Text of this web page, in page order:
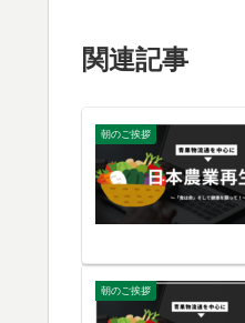
関連記事
朝のご挨拶
朝のご挨拶